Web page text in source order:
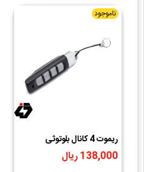
ناموجود
ریموت 4 کانال بلوتوثی
Duplicator طرح مدادی
433MHz
138,000 ریال